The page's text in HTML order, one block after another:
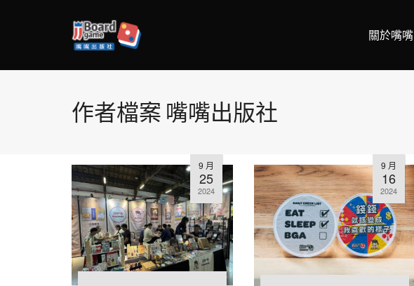
關於嘴嘴
作者檔案 嘴嘴出版社
9 月
25
2024
9 月
16
2024